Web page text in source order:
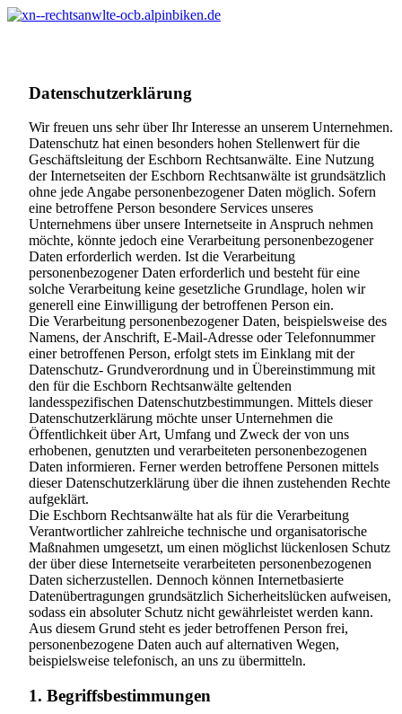
Datenschutzerklärung
Wir freuen uns sehr über Ihr Interesse an unserem Unternehmen.
Datenschutz hat einen besonders hohen Stellenwert für die
Geschäftsleitung der Eschborn Rechtsanwälte. Eine Nutzung
der Internetseiten der Eschborn Rechtsanwälte ist grundsätzlich
ohne jede Angabe personenbezogener Daten möglich. Sofern
eine betroffene Person besondere Services unseres
Unternehmens über unsere Internetseite in Anspruch nehmen
möchte, könnte jedoch eine Verarbeitung personenbezogener
Daten erforderlich werden. Ist die Verarbeitung
personenbezogener Daten erforderlich und besteht für eine
solche Verarbeitung keine gesetzliche Grundlage, holen wir
generell eine Einwilligung der betroffenen Person ein.
Die Verarbeitung personenbezogener Daten, beispielsweise des
Namens, der Anschrift, E-Mail-Adresse oder Telefonnummer
einer betroffenen Person, erfolgt stets im Einklang mit der
Datenschutz- Grundverordnung und in Übereinstimmung mit
den für die Eschborn Rechtsanwälte geltenden
landesspezifischen Datenschutzbestimmungen. Mittels dieser
Datenschutzerklärung möchte unser Unternehmen die
Öffentlichkeit über Art, Umfang und Zweck der von uns
erhobenen, genutzten und verarbeiteten personenbezogenen
Daten informieren. Ferner werden betroffene Personen mittels
dieser Datenschutzerklärung über die ihnen zustehenden Rechte
aufgeklärt.
Die Eschborn Rechtsanwälte hat als für die Verarbeitung
Verantwortlicher zahlreiche technische und organisatorische
Maßnahmen umgesetzt, um einen möglichst lückenlosen Schutz
der über diese Internetseite verarbeiteten personenbezogenen
Daten sicherzustellen. Dennoch können Internetbasierte
Datenübertragungen grundsätzlich Sicherheitslücken aufweisen,
sodass ein absoluter Schutz nicht gewährleistet werden kann.
Aus diesem Grund steht es jeder betroffenen Person frei,
personenbezogene Daten auch auf alternativen Wegen,
beispielsweise telefonisch, an uns zu übermitteln.
1. Begriffsbestimmungen